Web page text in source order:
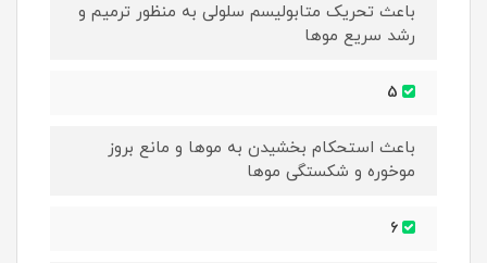
باعث تحریک متابولیسم سلولی به منظور ترمیم و
رشد سریع موها
باعث استحکام بخشیدن به موها و مانع بروز
موخوره و شکستگی موها